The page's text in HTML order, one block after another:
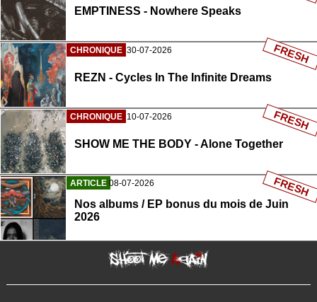
EMPTINESS - Nowhere Speaks
CHRONIQUE 30-07-2026
REZN - Cycles In The Infinite Dreams
FRESH
CHRONIQUE 10-07-2026
SHOW ME THE BODY - Alone Together
FRESH
ARTICLE 08-07-2026
Nos albums / EP bonus du mois de Juin
2026
FRESH